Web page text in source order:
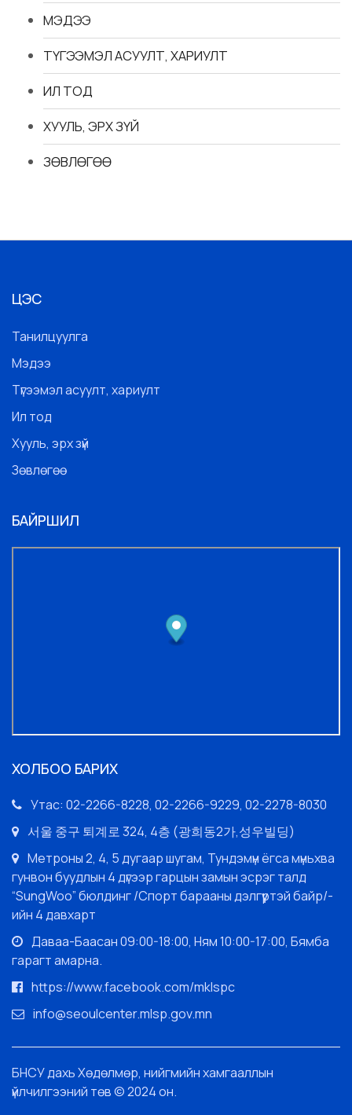
МЭДЭЭ
ТҮГЭЭМЭЛ АСУУЛТ, ХАРИУЛТ
ИЛ ТОД
ХУУЛЬ, ЭРХ ЗҮЙ
ЗӨВЛӨГӨӨ
ЦЭС
Танилцуулга
Мэдээ
Түгээмэл асуулт, хариулт
Ил тод
Хууль, эрх зүй
Зөвлөгөө
БАЙРШИЛ
ХОЛБОО БАРИХ
Утас: 02-2266-8228, 02-2266-9229, 02-2278-8030
서울 중구 퇴계로 324, 4층 (광희동2가,성우빌딩)
Метроны 2, 4, 5 дугаар шугам, Тундэмүн ёгса мүньхва
гунвон буудлын 4 дүгээр гарцын замын эсрэг талд
“SungWoo” бюлдинг /Спорт барааны дэлгүүртэй байр/-
ийн 4 давхарт
Даваа-Баасан 09:00-18:00, Ням 10:00-17:00, Бямба
гарагт амарна.
https://www.facebook.com/mklspc
info@seoulcenter.mlsp.gov.mn
БНСУ дахь Хөдөлмөр, нийгмийн хамгааллын
үйлчилгээний төв © 2024 он.